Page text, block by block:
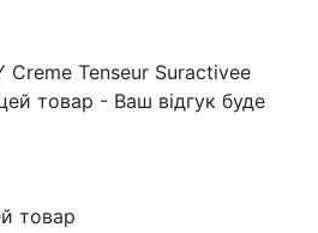
Creme Tenseur Suractivee
товар - Ваш відгук буде
товар